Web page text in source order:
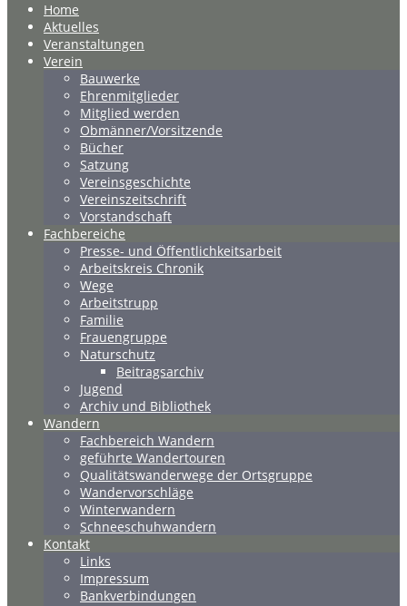
Home
Aktuelles
Veranstaltungen
Verein
Bauwerke
Ehrenmitglieder
Mitglied werden
Obmänner/Vorsitzende
Bücher
Satzung
Vereinsgeschichte
Vereinszeitschrift
Vorstandschaft
Fachbereiche
Presse- und Öffentlichkeitsarbeit
Arbeitskreis Chronik
Wege
Arbeitstrupp
Familie
Frauengruppe
Naturschutz
Beitragsarchiv
Jugend
Archiv und Bibliothek
Wandern
Fachbereich Wandern
geführte Wandertouren
Qualitätswanderwege der Ortsgruppe
Wandervorschläge
Winterwandern
Schneeschuhwandern
Kontakt
Links
Impressum
Bankverbindungen